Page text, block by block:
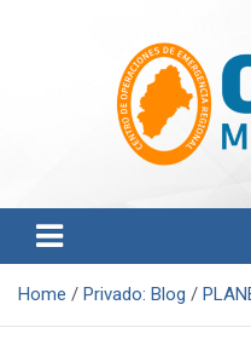
n
e
COER
Home Privado: Blog